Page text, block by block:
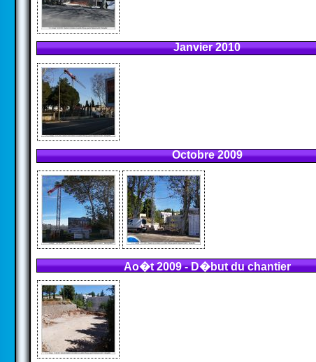
Janvier 2010
Octobre 2009
Ao�t 2009 - D�but du chantier